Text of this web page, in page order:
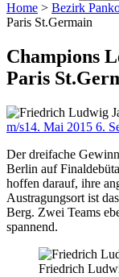
Home > Bezirk
Paris St.Germain
Champions
Paris
m/s14. Mai 2015 6.
Der dreifache
Berlin auf
hoffen darauf, ihre
Austragungsort ist
Berg. Zwei Teams
spannend.
Friedrich